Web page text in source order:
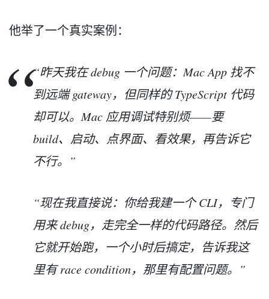
他举了一个真实案例：
“昨天我在 debug 一个问题：Mac App 找不
到远端 gateway，但同样的 TypeScript 代码
却可以。Mac 应用调试特别烦——要
build、启动、点界面、看效果，再告诉它
不行。”
“现在我直接说：你给我建一个 CLI，专门
用来 debug，走完全一样的代码路径。然后
它就开始跑，一个小时后搞定，告诉我这
里有 race condition，那里有配置问题。”